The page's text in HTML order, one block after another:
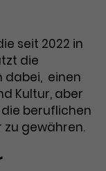
Erstellung
die
Die
in
Anzahl
aus der sie
und
Ads-
seit 2022 in
die
dabei, einen
Kultur, aber
die beruflichen
zu gewähren.